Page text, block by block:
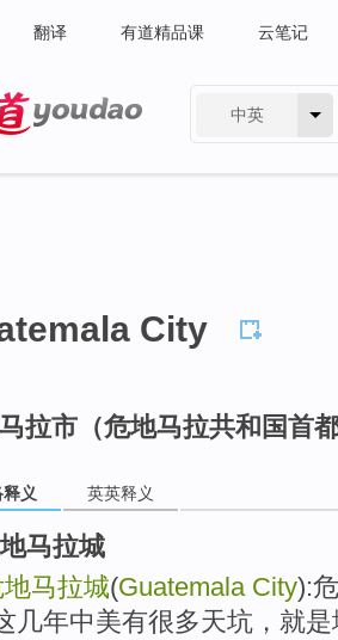
翻译 有道精品课 云笔记
中英
City
拉市（危地马拉共和国首
释义 英英释义
马拉城
马拉城(Guatemala City):
几年中美有很多天坑，就